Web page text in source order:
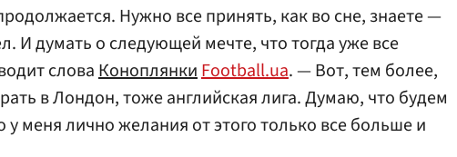
Нужно все принять, как во сне, знаете —
И думать о следующей мечте, что тогда уже все
словаКоноплянкиFootball.ua. — Вот, тем более,
в Лондон, тоже английская лига. Думаю, что будем
у меня лично желания от этого только все больше и